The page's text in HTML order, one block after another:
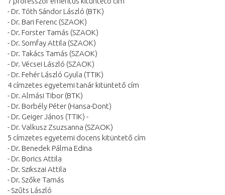
- Dr. Tóth Sándor László (BTK)
- Dr. Bari Ferenc (SZAOK)
- Dr. Forster Tamás (SZAOK)
- Dr. Somfay Attila (SZAOK)
- Dr. Takács Tamás (SZAOK)
- Dr. Vécsei László (SZAOK)
- Dr. Fehér László Gyula (TTIK)
4 címzetes egyetemi tanár kitüntető cím
- Dr. Almási Tibor (BTK)
- Dr. Borbély Péter (Hansa-Dont)
- Dr. Geiger János (TTIK) -
- Dr. Valkusz Zsuzsanna (SZAOK)
5 címzetes egyetemi docens kitüntető cím
- Dr. Benedek Pálma Edina
- Dr. Borics Attila
- Dr. Szikszai Attila
- Dr. Szőke Tamás
- Szűts László